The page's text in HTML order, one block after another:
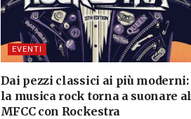
EVENTI
Dai pezzi classici ai più moderni:
la musica rock torna a suonare al
MFCC con Rockestra